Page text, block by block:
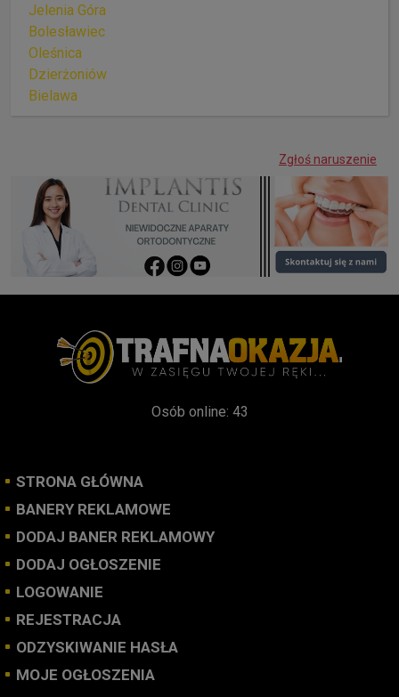
Jelenia Góra
Bolesławiec
Oleśnica
Dzierżoniów
Bielawa
Zgłoś naruszenie
Osób online: 43
STRONA GŁÓWNA
BANERY REKLAMOWE
DODAJ BANER REKLAMOWY
DODAJ OGŁOSZENIE
LOGOWANIE
REJESTRACJA
ODZYSKIWANIE HASŁA
MOJE OGŁOSZENIA